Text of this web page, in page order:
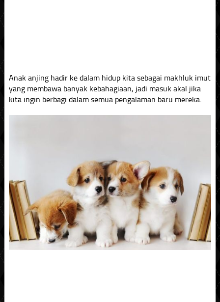
Anak anjing hadir ke dalam hidup kita sebagai makhluk imut
yang membawa banyak kebahagiaan, jadi masuk akal jika
kita ingin berbagi dalam semua pengalaman baru mereka.